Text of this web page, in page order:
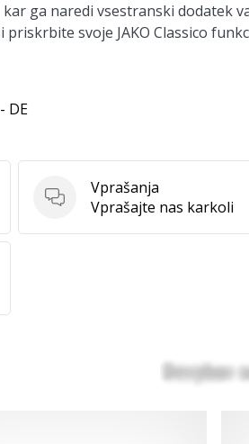
ga naredi vsestranski dodatek
svoje JAKO Classico
DE
Vprašanja
Vprašanja
Vprašajte nas karkoli